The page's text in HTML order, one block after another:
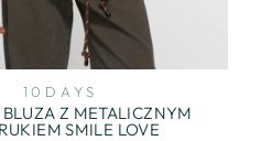
10DAYS
Z METALICZNYM
SMILE LOVE